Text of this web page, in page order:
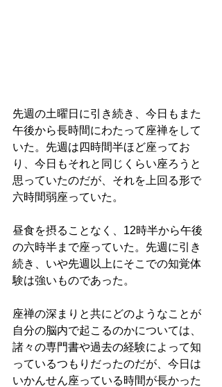
先週の土曜日に引き続き、今日もまた
午後から長時間にわたって座禅をして
いた。先週は四時間半ほど座ってお
り、今日もそれと同じくらい座ろうと
思っていたのだが、それを上回る形で
六時間弱座っていた。
昼食を摂ることなく、12時半から午後
の六時半まで座っていた。先週に引き
続き、いや先週以上にそこでの知覚体
験は強いものであった。
座禅の深まりと共にどのようなことが
自分の脳内で起こるのかについては、
諸々の専門書や過去の経験によって知
っているつもりだったのだが、今日は
いかんせん座っている時間が長かった